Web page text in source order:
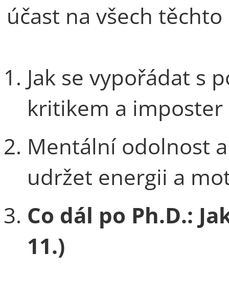
účast na všech
Jak se vypořádat s
kritikem a imposter
Mentální odolnost
udržet energii a
Co dál po Ph.D.:
11.)